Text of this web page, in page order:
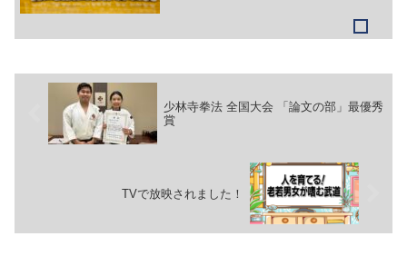
少林寺拳法 全国大会 「論文の部」最優秀
賞
TVで放映されました！